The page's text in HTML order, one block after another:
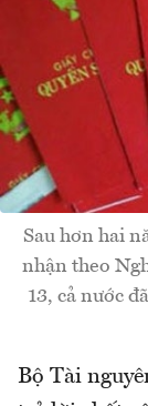
Sau hơn hai
nhận theo
13, cả nước
Bộ Tài